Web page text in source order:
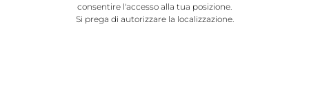
consentire l'accesso alla tua posizione.
Si prega di autorizzare la localizzazione.